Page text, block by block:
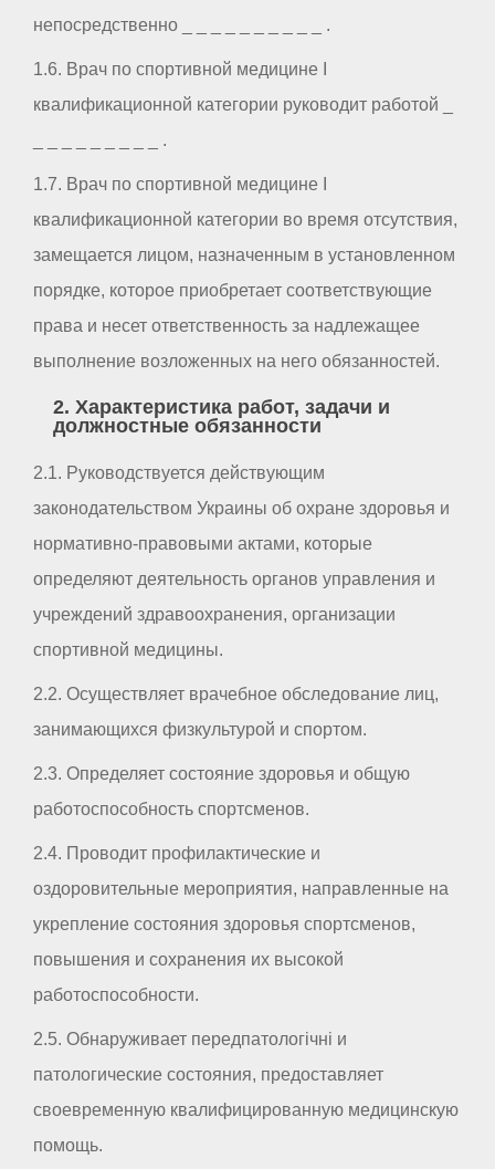
непосредственно _ _ _ _ _ _ _ _ _ _ .
1.6. Врач по спортивной медицине I
квалификационной категории руководит работой _
_ _ _ _ _ _ _ _ _ .
1.7. Врач по спортивной медицине I
квалификационной категории во время отсутствия,
замещается лицом, назначенным в установленном
порядке, которое приобретает соответствующие
права и несет ответственность за надлежащее
выполнение возложенных на него обязанностей.
2. Характеристика работ, задачи и
должностные обязанности
2.1. Руководствуется действующим
законодательством Украины об охране здоровья и
нормативно-правовыми актами, которые
определяют деятельность органов управления и
учреждений здравоохранения, организации
спортивной медицины.
2.2. Осуществляет врачебное обследование лиц,
занимающихся физкультурой и спортом.
2.3. Определяет состояние здоровья и общую
работоспособность спортсменов.
2.4. Проводит профилактические и
оздоровительные мероприятия, направленные на
укрепление состояния здоровья спортсменов,
повышения и сохранения их высокой
работоспособности.
2.5. Обнаруживает передпатологічні и
патологические состояния, предоставляет
своевременную квалифицированную медицинскую
помощь.